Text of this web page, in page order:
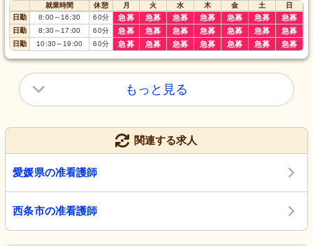
就業時間 休憩 月 火 水 木 金 土
日
日勤
8:00～16:30 60分 急募 急募 急募 急募 急募 急募 急募
日勤 8:30～17:00 60分 急募 急募 急募 急募 急募 急募 急募
日勤 10:30～19:00 60分 急募 急募 急募 急募 急募 急募 急募
もっと見る
関連する求人
愛媛県の准看護師
西条市の准看護師